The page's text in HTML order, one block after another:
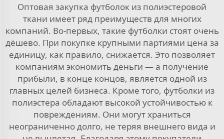
Оптовая закупка футболок из полиэстеровой
ткани имеет ряд преимуществ для многих
компаний. Во-первых, такие футболки стоят очень
дёшево. При покупке крупными партиями цена за
единицу, как правило, снижается. Это позволяет
компаниям экономить деньги — а получение
прибыли, в конце концов, является одной из
главных целей бизнеса. Кроме того, футболки из
полиэстера обладают высокой устойчивостью к
повреждениям. Они могут храниться
неограниченно долго, не теряя внешнего вида и